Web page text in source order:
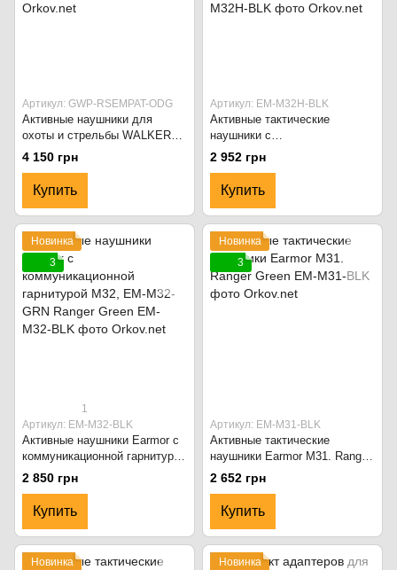
Артикул: GWP-RSEMPAT-ODG
Активные наушники для
охоты и стрельбы WALKERS
Razor Patriot. Ranger Green
4 150 грн
Купить
Артикул: EM-M32H-BLK
Активные тактические
наушники с
коммуникационной гарнитурой
Earmor M32H для шлемов.
Чёрный
2 952 грн
Купить
Новинка
3
1
Артикул: EM-M32-BLK
Активные наушники Earmor с
коммуникационной гарнитурой
M32, EM-M32-GRN Ranger
2 850 грн
Купить
Новинка
3
Артикул: EM-M31-BLK
Активные тактические
наушники Earmor M31. Ranger
Green
2 652 грн
Купить
Новинка
Новинка